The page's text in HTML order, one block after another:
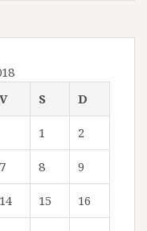
V S D
1 2
7 8 9
14 15 16